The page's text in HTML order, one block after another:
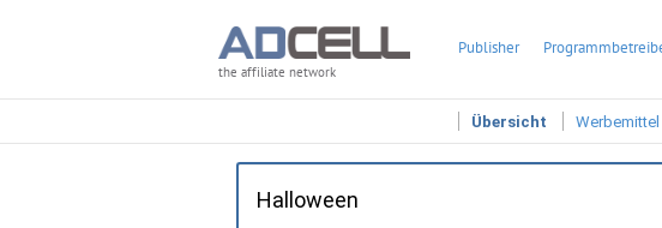
the affiliate network
Publisher
Übersicht Werbemittel